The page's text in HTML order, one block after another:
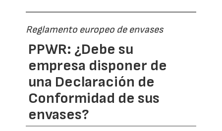
Reglamento europeo de envases
PPWR: ¿Debe su
empresa disponer de
una Declaración de
Conformidad de sus
envases?